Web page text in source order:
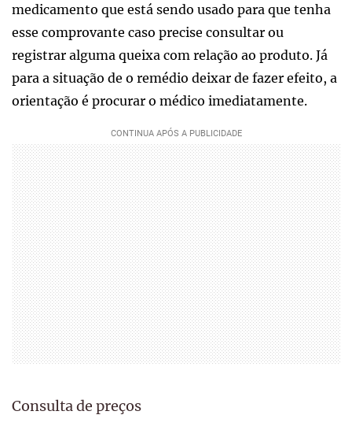
medicamento que está sendo usado para que tenha
esse comprovante caso precise consultar ou
registrar alguma queixa com relação ao produto. Já
para a situação de o remédio deixar de fazer efeito, a
orientação é procurar o médico imediatamente.
Consulta de preços